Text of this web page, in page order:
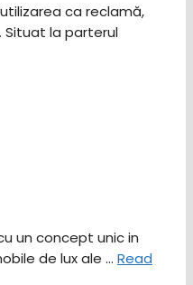
ca reclamă,
la parterul
un concept unic in
de lux ale … Read